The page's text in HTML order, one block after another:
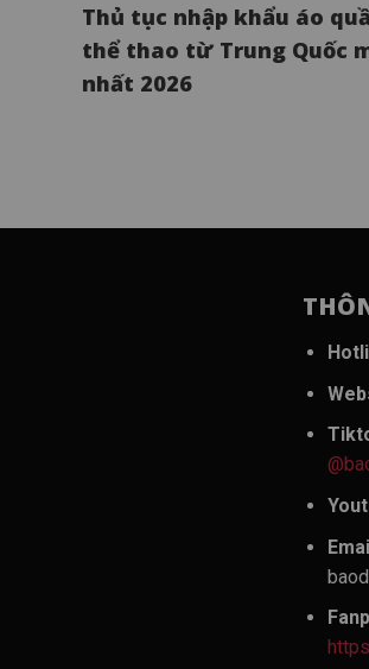
Thủ tục nhập khẩu áo
thể thao từ Trung Quốc
nhất 2026